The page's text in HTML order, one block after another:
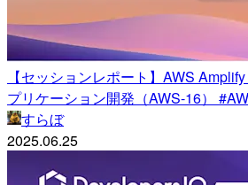
【セッションレポート】AWS
プリケーション開発（AWS-16）
すらぼ
2025.06.25